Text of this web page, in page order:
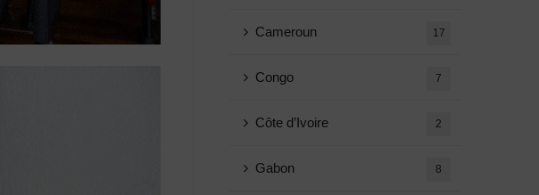
Cameroun 17
Congo 7
Côte d’Ivoire 2
Gabon 8